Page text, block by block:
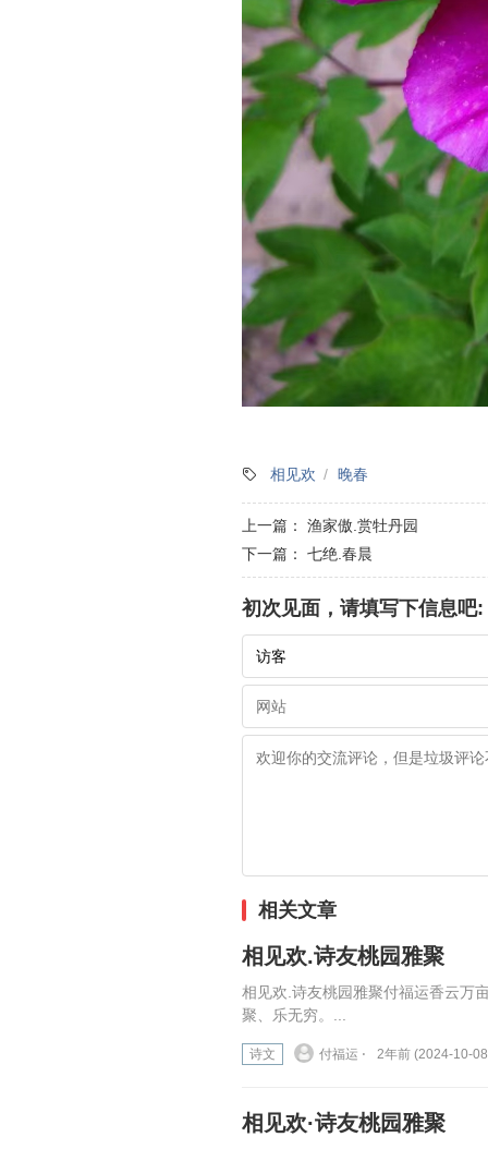
相见欢 晚春
上一篇： 渔家傲.赏牡丹园
下一篇： 七绝.春晨
初次见面，请填写下信息吧:
相关文章
相见欢.诗友桃园雅聚
相见欢.诗友桃园雅聚付福运香云万
聚、乐无穷。...
诗文 付福运 ⋅ 2年前 (2024-10-
相见欢·诗友桃园雅聚